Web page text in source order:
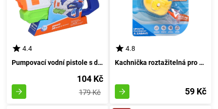
4.4
Pumpovací vodní pistole s délkou 30 centimetrů a objemem 650 mililitrů
104 Kč
179 Kč
4.8
Kachnička roztažitelná pro vanu 11 cm - české balení
59 Kč